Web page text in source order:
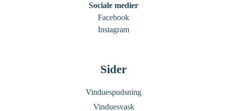
Sociale medier
Facebook
Instagram
Sider
Vinduespudsning
Vinduesvask